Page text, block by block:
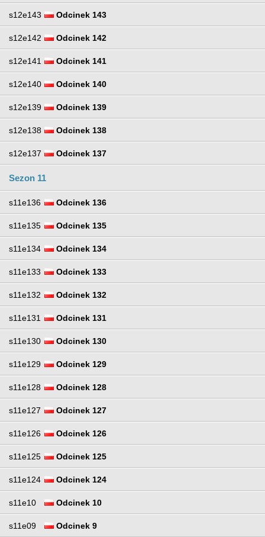
s12e143 Odcinek 143
s12e142 Odcinek 142
s12e141 Odcinek 141
s12e140 Odcinek 140
s12e139 Odcinek 139
s12e138 Odcinek 138
s12e137 Odcinek 137
Sezon 11
s11e136 Odcinek 136
s11e135 Odcinek 135
s11e134 Odcinek 134
s11e133 Odcinek 133
s11e132 Odcinek 132
s11e131 Odcinek 131
s11e130 Odcinek 130
s11e129 Odcinek 129
s11e128 Odcinek 128
s11e127 Odcinek 127
s11e126 Odcinek 126
s11e125 Odcinek 125
s11e124 Odcinek 124
s11e10 Odcinek 10
s11e09 Odcinek 9